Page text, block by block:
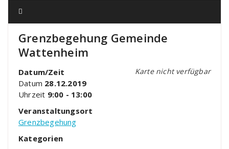
Grenzbegehung Gemeinde
Wattenheim
Karte nicht verfügbar
Datum/Zeit
Datum 28.12.2019
Uhrzeit 9:00 - 13:00
Veranstaltungsort
Grenzbegehung
Kategorien